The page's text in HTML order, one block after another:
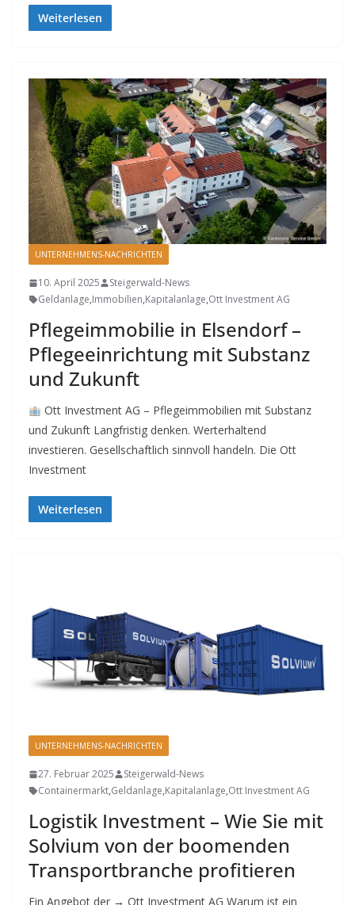
Weiterlesen
UNTERNEHMENS-NACHRICHTEN
10. April 2025
Steigerwald-News
Geldanlage,Immobilien,Kapitalanlage,Ott Investment AG
Pflegeimmobilie in Elsendorf –
Pflegeeinrichtung mit Substanz
und Zukunft
Ott Investment AG – Pflegeimmobilien mit Substanz
und Zukunft Langfristig denken. Werterhaltend
investieren. Gesellschaftlich sinnvoll handeln. Die Ott
Investment
Weiterlesen
UNTERNEHMENS-NACHRICHTEN
27. Februar 2025
Steigerwald-News
Containermarkt,Geldanlage,Kapitalanlage,Ott Investment AG
Logistik Investment – Wie Sie mit
Solvium von der boomenden
Transportbranche profitieren
Ein Angebot der → Ott Investment AG Warum ist ein